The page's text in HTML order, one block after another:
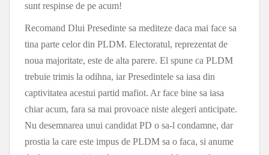
sunt respinse de pe acum!
Recomand Dlui Presedinte sa mediteze daca mai face sa
tina parte celor din PLDM. Electoratul, reprezentat de
noua majoritate, este de alta parere. El spune ca PLDM
trebuie trimis la odihna, iar Presedintele sa iasa din
captivitatea acestui partid mafiot. Ar face bine sa iasa
chiar acum, fara sa mai provoace niste alegeri anticipate.
Nu desemnarea unui candidat PD o sa-l condamne, dar
prostia la care este impus de PLDM sa o faca, si anume